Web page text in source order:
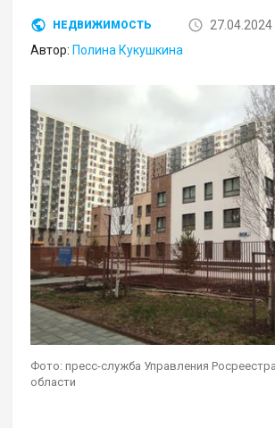
НЕДВИЖИМОСТЬ
27.04.2024
Автор: Полина Кукушкина
Фото: пресс-служба Управления
области